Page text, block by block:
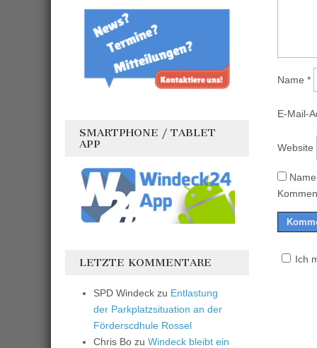
Name *
E-Mail-
Website
Ich
SMARTPHONE / TABLET
APP
LETZTE KOMMENTARE
SPD Windeck zu Entlastung
der Parkplatzsituation an der
Förderscdhule Rossel
Chris Bo zu Windeck bleibt ein